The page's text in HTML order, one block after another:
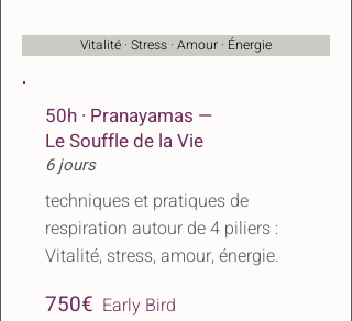
Vitalité · Stress · Amour · Énergie
50h · Pranayamas —
Le Souffle de la Vie
6 jours
techniques et pratiques de
respiration autour de 4 piliers :
Vitalité, stress, amour, énergie.
750€ Early Bird